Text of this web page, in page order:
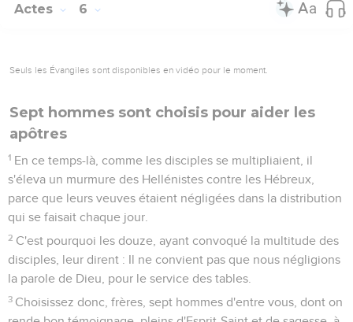
Actes 6
Seuls les Évangiles sont disponibles en vidéo pour le moment.
Sept hommes sont choisis pour aider les
apôtres
1 En ce temps-là, comme les disciples se multipliaient, il
s'éleva un murmure des Hellénistes contre les Hébreux,
parce que leurs veuves étaient négligées dans la distribution
qui se faisait chaque jour.
2 C'est pourquoi les douze, ayant convoqué la multitude des
disciples, leur dirent : Il ne convient pas que nous négligions
la parole de Dieu, pour le service des tables.
3 Choisissez donc, frères, sept hommes d'entre vous, dont on